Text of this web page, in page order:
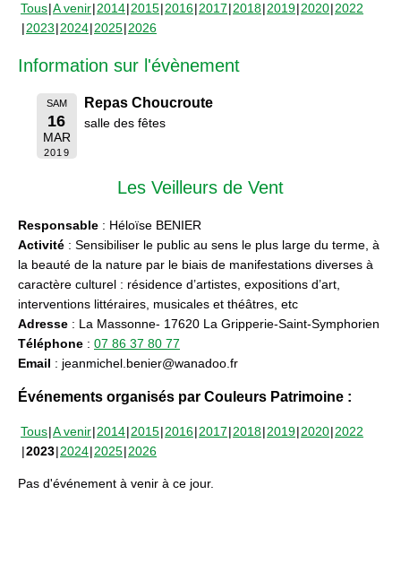
Tous A venir 2014 2015 2016 2017 2018 2019 2020 2022
2023 2024 2025 2026
Information sur l'évènement
SAM
16
MAR
2019
Repas Choucroute
salle des fêtes
Les Veilleurs de Vent
Responsable : Héloïse BENIER
Activité : Sensibiliser le public au sens le plus large du terme, à
la beauté de la nature par le biais de manifestations diverses à
caractère culturel : résidence d’artistes, expositions d’art,
interventions littéraires, musicales et théâtres, etc
Adresse : La Massonne- 17620 La Gripperie-Saint-Symphorien
Téléphone : 07 86 37 80 77
Email : jeanmichel.benier@wanadoo.fr
Événements organisés par Couleurs Patrimoine :
Tous A venir 2014 2015 2016 2017 2018 2019 2020 2022
2023 2024 2025 2026
Pas d'événement à venir à ce jour.